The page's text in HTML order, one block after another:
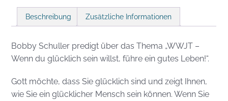
Leben!
MengeBeschreibung Zusätzliche Informationen
Bobby Schuller predigt über das Thema „WWJT –
Wenn du glücklich sein willst, führe ein gutes Leben!“.
Gott möchte, dass Sie glücklich sind und zeigt Ihnen,
wie Sie ein glücklicher Mensch sein können. Wenn Sie